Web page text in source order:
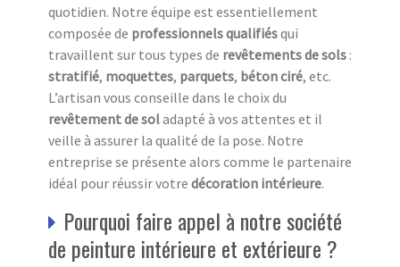
quotidien. Notre équipe est essentiellement
composée de professionnels qualifiésqui
travaillent sur tous types de revêtements de sols :
stratifié, moquettes, parquets, béton ciré, etc.
L’artisan vous conseille dans le choix du
revêtement de soladapté à vos attentes et il
veille à assurer la qualité de la pose. Notre
entreprise se présente alors comme le partenaire
idéal pour réussir votre décoration intérieure.
Pourquoi faire appel à notre société
de peinture intérieure et extérieure ?